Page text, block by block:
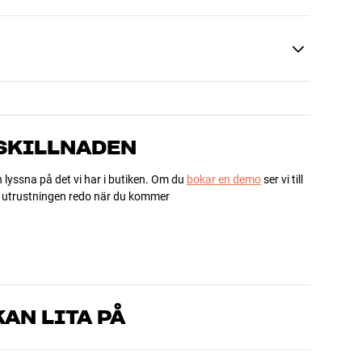
på det vi har i butiken. Om du bokar en demoser vi till
redo när du kommer
LITA PÅ
kan produkterna och brinner för riktigt bra ljud – både till